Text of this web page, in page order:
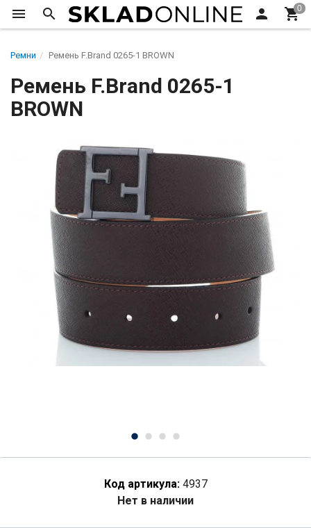
Ремни Ремень F.Brand 0265-1 BROWN
Ремень F.Brand 0265-1
BROWN
Код артикула: 4937
Нет в наличии